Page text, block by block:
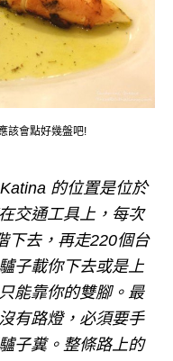
該會點好幾盤吧!
的位置是位於
交通工具上，每次
下去，再走220個台
子載你下去或是上
能靠你的雙腳。最
有路燈，必須要手
子糞。整條路上的